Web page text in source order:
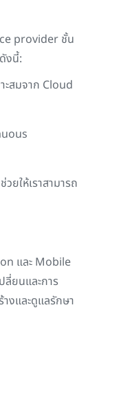
provider ชั้น
งนี้:
ะสมจาก Cloud
ช่วยให้เราสามารถ
และ Mobile
ลี่ยนและการ
งและดูแลรักษา